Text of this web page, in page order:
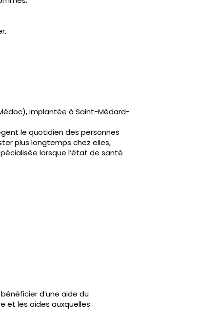
implantée à Saint-Médard-
le quotidien des personnes
plus longtemps chez elles,
lorsque l’état de santé
d’une aide du
et les aides auxquelles